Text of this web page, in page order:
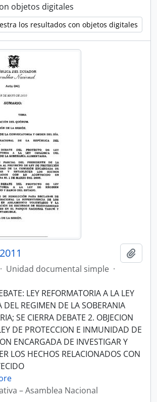
objetos digitales
los resultados con objetos digitales
· Unidad documental simple ·
LEY REFORMATORIA A LA LEY
DEL REGIMEN DE LA SOBERANIA
SE CIERRA DEBATE 2. OBJECION
DE PROTECCION E INMUNIDAD DE
ENCARGADA DE INVESTIGAR Y
LOS HECHOS RELACIONADOS CON
– Asamblea Nacional